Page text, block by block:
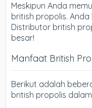
Meskipun Anda
british propolis.
Distributor british
besar!
Manfaat British
Berikut adalah
british propolis